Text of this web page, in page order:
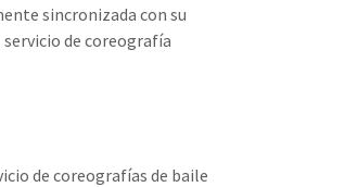
sincronizada con su
de coreografía
de coreografías de baile